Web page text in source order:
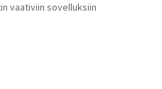
vaativiin sovelluksiin